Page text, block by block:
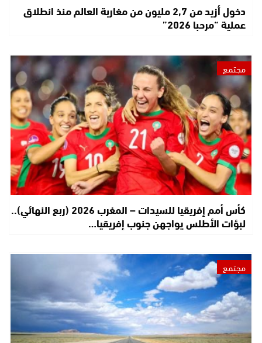
دخول أزيد من 2,7 مليون من مغاربة العالم منذ انطلاق
عملية “مرحبا 2026”
مجتمع
كأس أمم إفريقيا للسيدات – المغرب 2026 (ربع النهائي)..
لبؤات الأطلس يواجهن جنوب إفريقيا…
مجتمع